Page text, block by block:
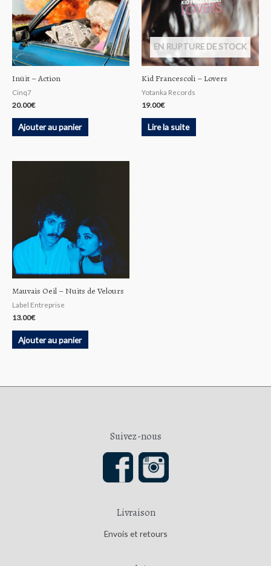
Inüit ‎– Action
Cinq7
20.00€
Ajouter au panier
EN RUPTURE DE STOCK
Kid Francescoli – Lovers
Yotanka Records
19.00€
Lire la suite
Mauvais Oeil – Nuits de Velours
Label Entreprise
13.00€
Ajouter au panier
Suivez-nous
Livraison
Envois et retours